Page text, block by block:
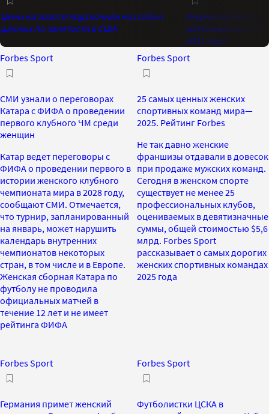
Цены на золото подскочили на слабых
данных по занятости в США
Индикатор Bank of
максимальный
2021 года
Forbes Sport
СМИ узнали о переговорах
Катара с ФИФА о проведении
первого клубного ЧМ среди
женщин
Катар ведет переговоры с
ФИФА о проведении первого в
истории женского клубного
чемпионата мира в 2028 году,
сообщают СМИ. Отмечается,
что турнир, запланированный
на январь, может нарушить
календарь внутренних
чемпионатов некоторых
стран, в том числе и в Европе.
Женская сборная Катара по
футболу не проводила
официальных матчей в
течение 12 лет и не имеет
рейтинга ФИФА
Forbes Sport
25 самых ценных женских
спортивных команд мира—
2025. Рейтинг Forbes
Не так давно женские
франшизы отдавали в довесок
при продаже мужских команд.
Сегодня в женском спорте
существует не менее 25
профессиональных клубов,
оцениваемых в девятизначные
суммы, общей стоимостью $5,6
млрд. Forbes Sport
рассказывает о самых дорогих
женских спортивных командах
2025 года
Forbes Sport
Германия примет женский
Forbes Sport
Футболистки ЦСКА в